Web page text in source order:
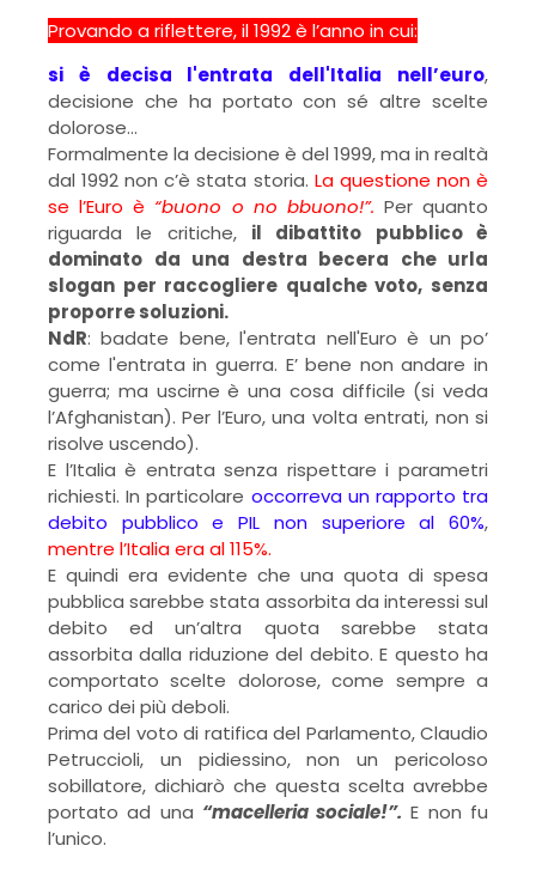
Provando a riflettere, il 1992 è l’anno in cui:
si è decisa l'entrata dell'Italia nell’euro,
decisione che ha portato con sé altre scelte
dolorose…
Formalmente la decisione è del 1999, ma in realtà
dal 1992 non c’è stata storia. La questione non è
se l’Euro è “buono o no bbuono!”. Per quanto
riguarda le critiche, il dibattito pubblico è
dominato da una destra becera che urla
slogan per raccogliere qualche voto, senza
proporre soluzioni.
NdR: badate bene, l'entrata nell'Euro è un po’
come l'entrata in guerra. E’ bene non andare in
guerra; ma uscirne è una cosa difficile (si veda
l’Afghanistan). Per l’Euro, una volta entrati, non si
risolve uscendo).
E l’Italia è entrata senza rispettare i parametri
richiesti. In particolare occorreva un rapporto tra
debito pubblico e PIL non superiore al 60%,
mentre l’Italia era al 115%.
E quindi era evidente che una quota di spesa
pubblica sarebbe stata assorbita da interessi sul
debito ed un’altra quota sarebbe stata
assorbita dalla riduzione del debito. E questo ha
comportato scelte dolorose, come sempre a
carico dei più deboli.
Prima del voto di ratifica del Parlamento, Claudio
Petruccioli, un pidiessino, non un pericoloso
sobillatore, dichiarò che questa scelta avrebbe
portato ad una “macelleria sociale!”. E non fu
l’unico.